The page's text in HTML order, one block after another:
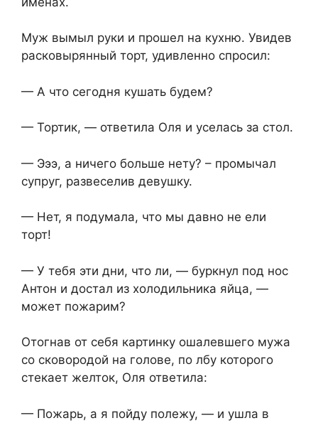
Муж вымыл руки и прошел на кухню. Увидев
расковырянный торт, удивленно спросил:
— А что сегодня кушать будем?
— Тортик, — ответила Оля и уселась за стол.
— Эээ, а ничего больше нету? – промычал
супруг, развеселив девушку.
— Нет, я подумала, что мы давно не ели
торт!
— У тебя эти дни, что ли, — буркнул под нос
Антон и достал из холодильника яйца, —
может пожарим?
Отогнав от себя картинку ошалевшего мужа
со сковородой на голове, по лбу которого
стекает желток, Оля ответила:
— Пожарь, а я пойду полежу, — и ушла в